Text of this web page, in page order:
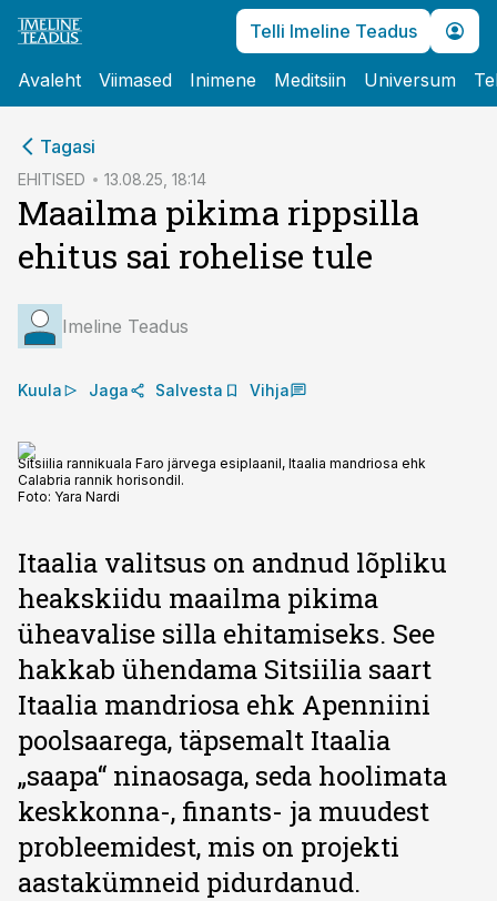
Telli Imeline Teadus
Avaleht Viimased Inimene Meditsiin Universum
Tagasi
EHITISED 13.08.25, 18:14
Maailma pikima rippsilla
ehitus sai rohelise tule
Imeline Teadus
Kuula Jaga Salvesta Vihja
Sitsiilia rannikuala Faro järvega esiplaanil, Itaalia mandriosa ehk
Calabria rannik horisondil.
Foto: Yara Nardi
Itaalia valitsus on andnud lõpliku
heakskiidu maailma pikima
üheavalise silla ehitamiseks. See
hakkab ühendama Sitsiilia saart
Itaalia mandriosa ehk Apenniini
poolsaarega, täpsemalt Itaalia
„saapa“ ninaosaga, seda hoolimata
keskkonna-, finants- ja muudest
probleemidest, mis on projekti
aastakümneid pidurdanud.